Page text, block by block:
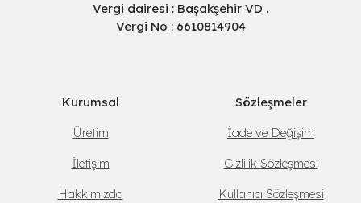
Vergi dairesi : Başakşehir VD .
Vergi No : 6610814904
Kurumsal
Üretim
İletişim
Hakkımızda
Sözleşmeler
İade ve Değişim
Gizlilik Sözleşmesi
Kullanıcı Sözleşmesi